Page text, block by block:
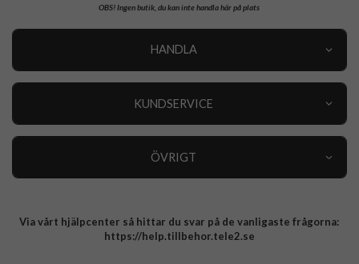
OBS!Ingen butik, du kan inte handla här på plats
HANDLA
KUNDSERVICE
ÖVRIGT
Integritetspolicy
Via vårt hjälpcenter så hittar du svar på de vanligaste frågorna:
https://help.tillbehor.tele2.se